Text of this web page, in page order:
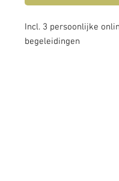
Incl. 3 persoonlijke
begeleidingen